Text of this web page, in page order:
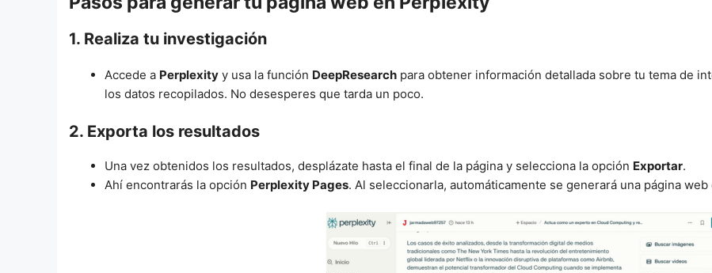
1. Realiza tu investigación
Accede a Perplexity y usa la función DeepResearch para obtener información detallada sobre tu tema de
los datos recopilados. No desesperes que tarda un poco.
2. Exporta los resultados
Una vez obtenidos los resultados, desplázate hasta el final de la página y selecciona la opción Exportar.
Ahí encontrarás la opción Perplexity Pages. Al seleccionarla, automáticamente se generará una página